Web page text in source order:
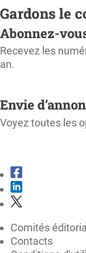
Gardons le
Abonnez-
Recevez les
an.
Envie
Voyez toutes les
Comités
Contacts